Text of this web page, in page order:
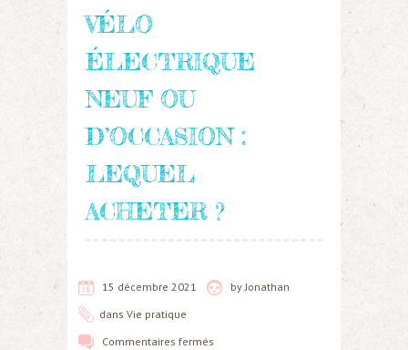
VÉLO
ÉLECTRIQUE
NEUF OU
D’OCCASION :
LEQUEL
ACHETER ?
15 décembre 2021 by Jonathan
dans Vie pratique
Commentaires fermés